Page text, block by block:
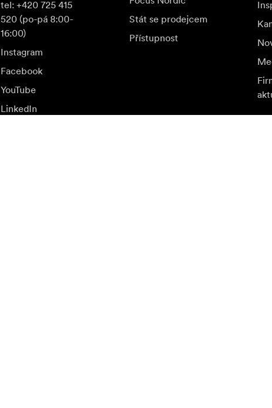
tel: +420 725 415
520 (po-pá 8:00-
16:00)
Instagram
Facebook
YouTube
LinkedIn
Stát se prodejcem
Přístupnost